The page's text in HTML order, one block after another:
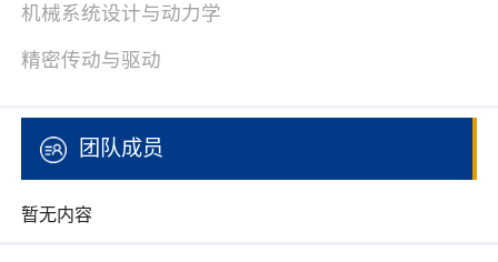
机械系统设计与动力学
精密传动与驱动
团队成员
暂无内容